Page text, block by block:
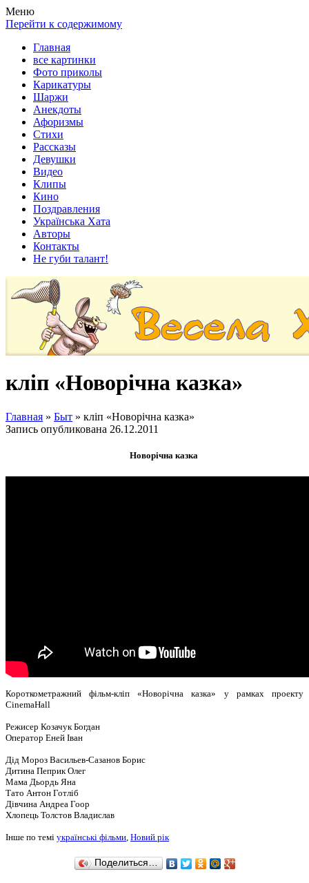
Весела хата — прикольные картинки, смешные истории,
клипы!
Покажем всем ваши фото приколы, карикатуры, шаржи, стихи,
рассказы, видео и песни!
Меню
Перейти к содержимому
Главная
все картинки
Фото приколы
Карикатуры
Шаржи
Анекдоты
Афоризмы
Стихи
Рассказы
Девушки
Видео
Клипы
Кино
Поздравления
Українська Хата
Авторы
Контакты
Не губи талант!
кліп «Новорічна казка»
Главная » Быт » кліп «Новорічна казка»
Запись опубликована 26.12.2011
Новорічна казка
Короткометражний фільм-кліп «Новорічна казка» у рамках проекту
CinemaHall
Режисер Козачук Богдан
Оператор Еней Іван
Дід Мороз Васильев-Сазанов Борис
Дитина Пеприк Олег
Мама Дьордь Яна
Тато Антон Готліб
Дівчина Андреа Гоор
Хлопець Толстов Владислав
Інше по темі українські фільми Новий рік
Поделиться…